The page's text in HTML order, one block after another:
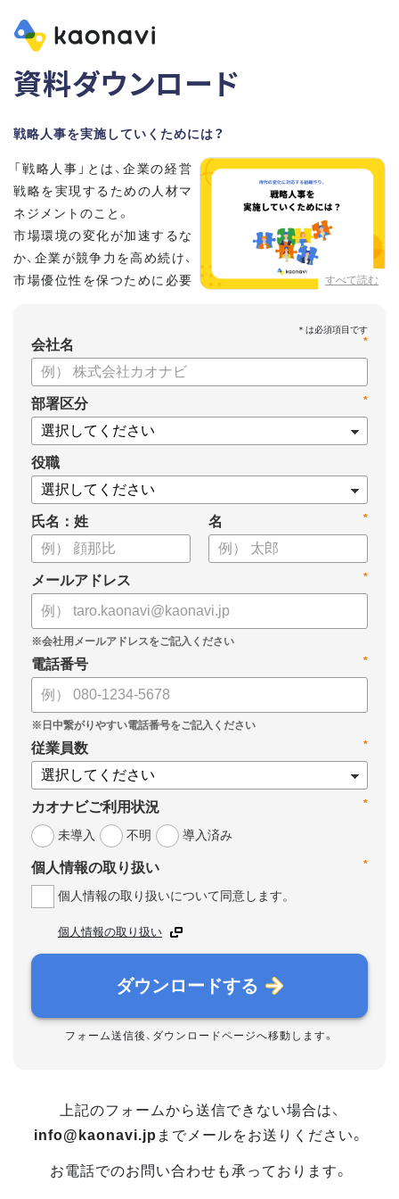
資料ダウンロード
戦略人事を実施していくためには？
すべて読む
「戦略人事」とは、企業の経営
戦略を実現するための人材マ
ネジメントのこと。
市場環境の変化が加速するな
か、企業が競争力を高め続け、
市場優位性を保つために必要
こちらの資料では、
・戦略人事が求められる背景
・戦略人事を導入するメリット
・進めるための4ステップ
・成功させるためのポイント
についてまとめています。
ぜひ、お役立てください。
*
会社名
*
部署区分
役職
氏名：姓 *
名
*
メールアドレス
*
電話番号
*
従業員数
*
カオナビご利用状況
未導入
不明 導入済み
*
個人情報の取り扱い
個人情報の取り扱いについて同意します。
個人情報の取り扱い
ダウンロードする
フォーム送信後、ダウンロードページへ移動します。
上記のフォームから送信できない場合は、
info@kaonavi.jp までメールをお送りください。
お電話でのお問い合わせも承っております。